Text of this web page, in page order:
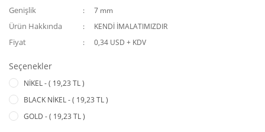
Genişlik 7 mm
Ürün Hakkında KENDİ İMALATIMIZDIR
Fiyat 0,34 USD + KDV
Seçenekler
NİKEL - ( 19,23 TL )
BLACK NİKEL - ( 19,23 TL )
GOLD - ( 19,23 TL )